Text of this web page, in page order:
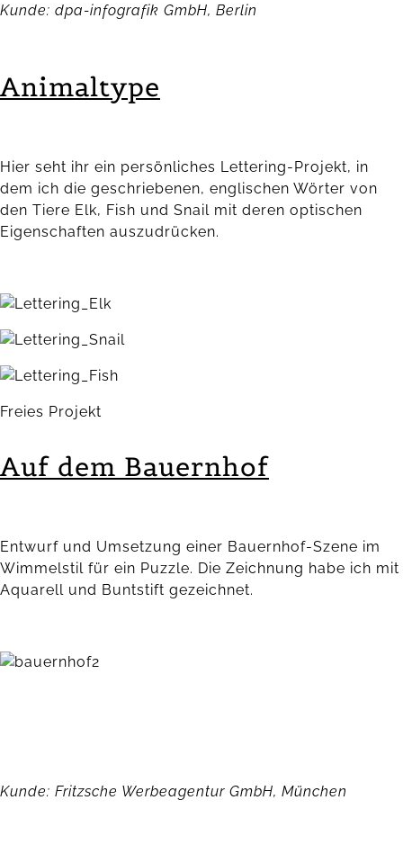
Kunde: dpa-infografik GmbH, Berlin
Animaltype
Hier seht ihr ein persönliches Lettering-Projekt, in
dem ich die geschriebenen, englischen Wörter von
den Tiere Elk, Fish und Snail mit deren optischen
Eigenschaften auszudrücken.
Freies Projekt
Auf dem Bauernhof
Entwurf und Umsetzung einer Bauernhof-Szene im
Wimmelstil für ein Puzzle. Die Zeichnung habe ich mit
Aquarell und Buntstift gezeichnet.
Kunde: Fritzsche Werbeagentur GmbH, München